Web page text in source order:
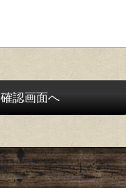
確認画面へ